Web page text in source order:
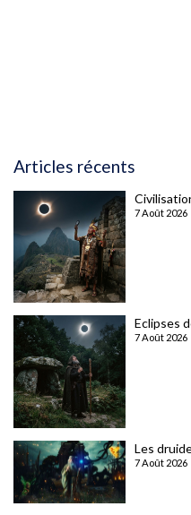
Articles récents
7 Août 2026
Eclipses
7 Août 2026
Les
7 Août 2026